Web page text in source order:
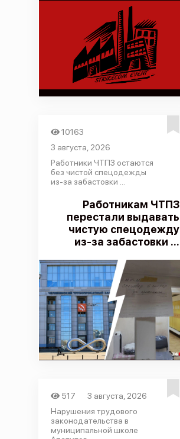
10163
3 августа, 2026
Работники ЧТПЗ остаются
без чистой спецодежды
из-за забастовки ...
Работникам ЧТПЗ
перестали выдавать
чистую спецодежду
из-за забастовки ...
517
3 августа, 2026
Нарушения трудового
законодательства в
муниципальной школе